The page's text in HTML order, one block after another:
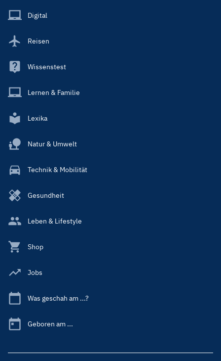
Main
Digital
Reisen
Wissenstest
Lernen & Familie
Lexika
Natur & Umwelt
Technik & Mobilität
Gesundheit
Leben & Lifestyle
Shop
Jobs
Was geschah am ...?
Geboren am ...